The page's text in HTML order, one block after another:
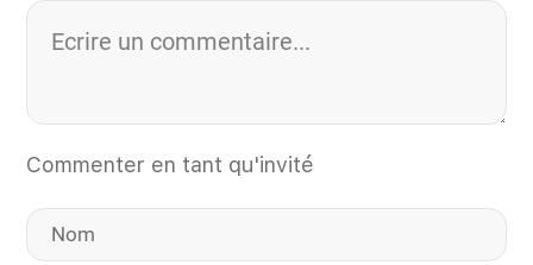
Commenter en tant qu'invité